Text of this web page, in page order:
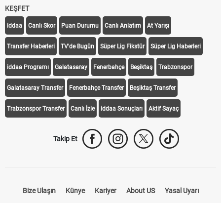
KEŞFET
iddaa Canlı Skor Puan Durumu Canlı Anlatım At Yarışı
Transfer Haberleri TV'de Bugün Süper Lig Fikstür Süper Lig Haberleri
iddaa Programı Galatasaray Fenerbahçe Beşiktaş Trabzonspor
Galatasaray Transfer Fenerbahçe Transfer Beşiktaş Transfer
Trabzonspor Transfer Canlı İzle iddaa Sonuçları Aktif Sayaç
Takip Et
Bize Ulaşın Künye Kariyer About US Yasal Uyarı